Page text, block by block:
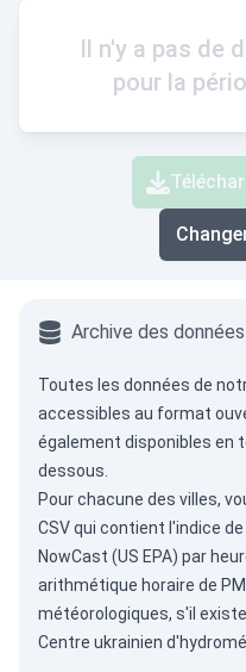
Il n'y a pas de
pour la
Archive des
Toutes les données de
accessibles au format
également disponibles en
dessous.
Pour chacune des villes,
CSV qui contient l'indice
NowCast (US EPA) par
arithmétique horaire de
météorologiques, s'il
Centre ukrainien